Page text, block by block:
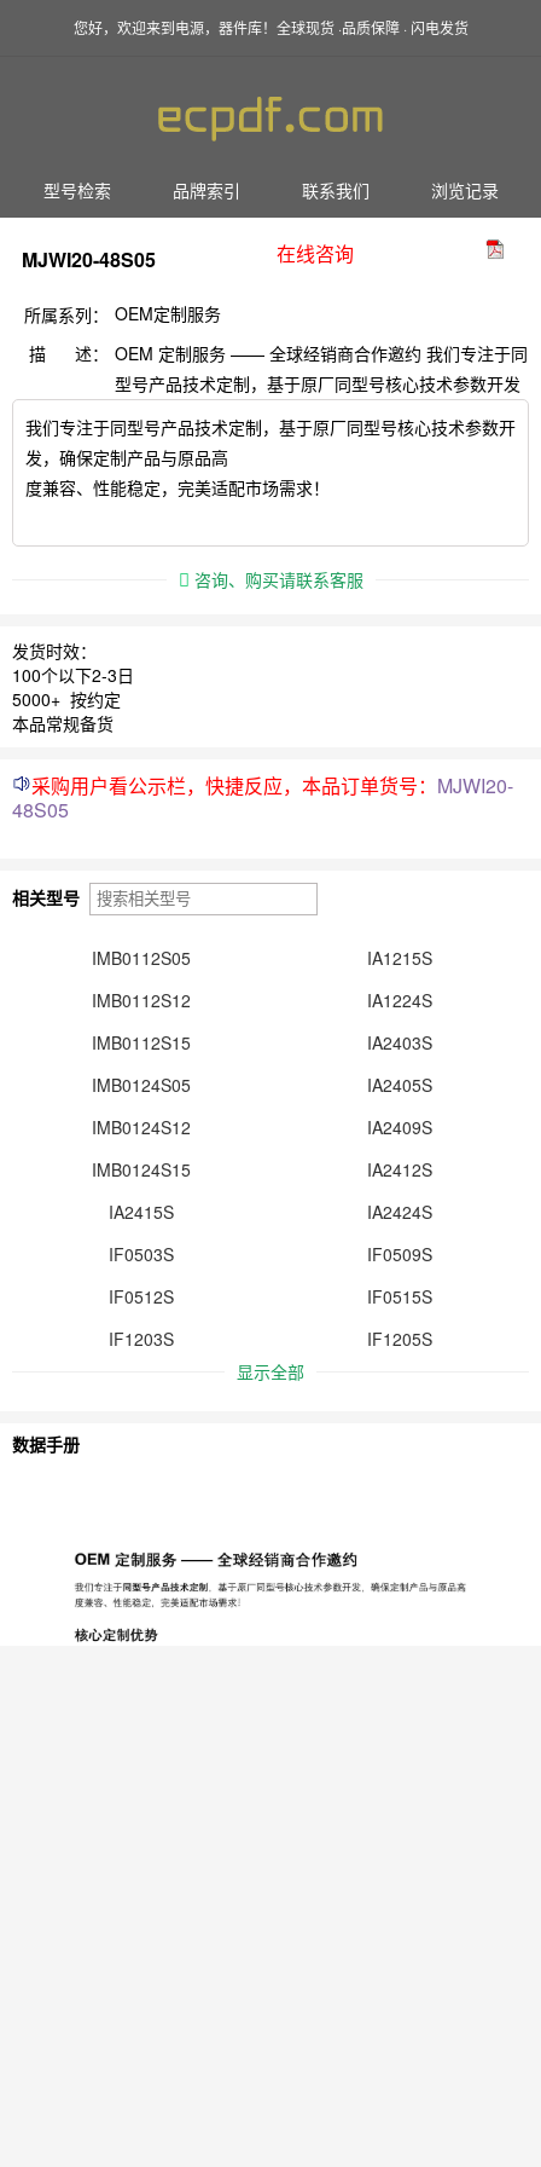
您好，欢迎来到电源，器件库！全球现货 ·品质保障 · 闪电发货
型号检索 品牌索引 联系我们 浏览记录
MJWI20-48S05 在线咨询
所属系列：
OEM定制服务
描 述：
OEM 定制服务 —— 全球经销商合作邀约 我们专注于同
型号产品技术定制，基于原厂同型号核心技术参数开发
我们专注于同型号产品技术定制，基于原厂同型号核心技术参数开
发，确保定制产品与原品高
度兼容、性能稳定，完美适配市场需求！
咨询、购买请联系客服
发货时效：
100个以下2-3日
5000+ 按约定
本品常规备货
采购用户看公示栏，快捷反应，本品订单货号： MJWI20-
48S05
相关型号
IMB0112S05
IA1215S
IMB0112S12
IA1224S
IMB0112S15
IA2403S
IMB0124S05
IA2405S
IMB0124S12
IA2409S
IMB0124S15
IA2412S
IA2415S
IA2424S
IF0503S
IF0509S
IF0512S
IF0515S
IF1203S
IF1205S
显示全部
数据手册